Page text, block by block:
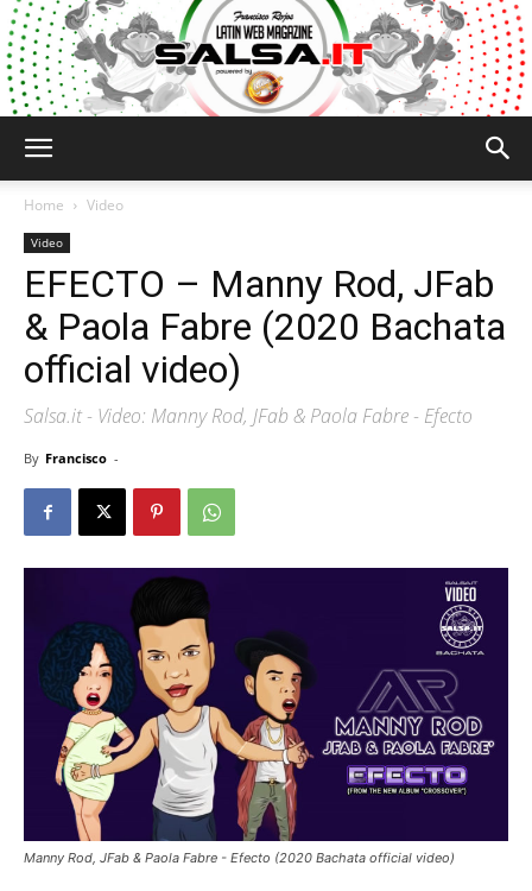
Home Video
Video
EFECTO – Manny Rod, JFab
& Paola Fabre (2020 Bachata
official video)
Salsa.it - Video: Manny Rod, JFab & Paola Fabre - Efecto
By Francisco -
Manny Rod, JFab & Paola Fabre - Efecto (2020 Bachata official video)